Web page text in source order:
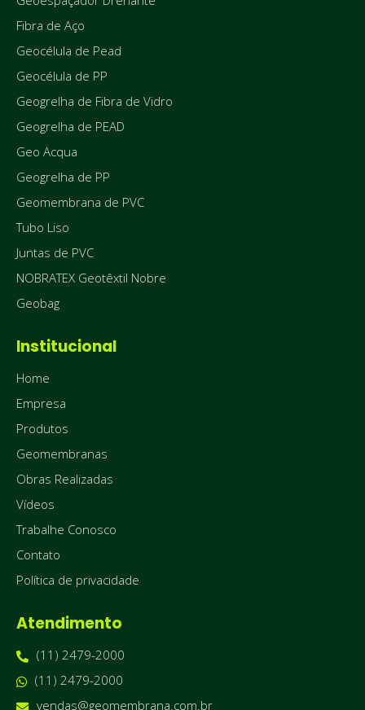
Fibra de Aço
Geocélula de Pead
Geocélula de PP
Geogrelha de Fibra de Vidro
Geogrelha de PEAD
Geo Acqua
Geogrelha de PP
Geomembrana de PVC
Tubo Liso
Juntas de PVC
NOBRATEX Geotêxtil Nobre
Geobag
Institucional
Home
Empresa
Produtos
Geomembranas
Obras Realizadas
Vídeos
Trabalhe Conosco
Contato
Política de privacidade
Atendimento
(11) 2479-2000
(11) 2479-2000
vendas@geomembrana.com.br